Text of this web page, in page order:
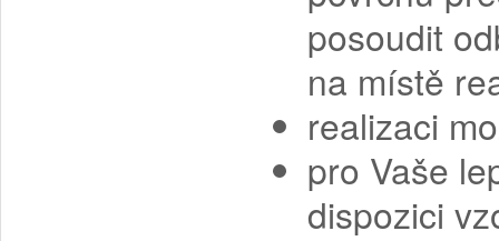
posoudit
na místě
realizaci
pro Vaše
dispozici